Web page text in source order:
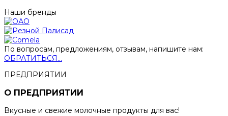
Наши бренды
По вопросам, предложениям, отзывам, напишите нам:
ОБРАТИТЬСЯ...
ПРЕДПРИЯТИИ
О ПРЕДПРИЯТИИ
Вкусные и свежие молочные продукты для вас!